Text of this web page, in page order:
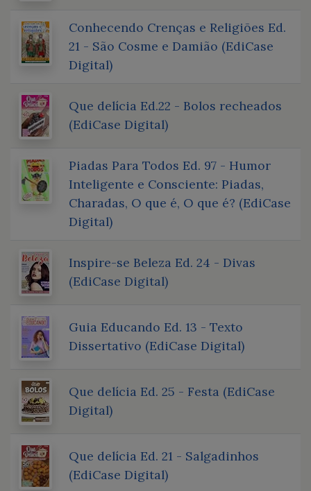
Conhecendo Crenças e Religiões Ed.
21 - São Cosme e Damião (EdiCase
Digital)
Que delícia Ed.22 - Bolos recheados
(EdiCase Digital)
Piadas Para Todos Ed. 97 - Humor
Inteligente e Consciente: Piadas,
Charadas, O que é, O que é? (EdiCase
Digital)
Inspire-se Beleza Ed. 24 - Divas
(EdiCase Digital)
Guia Educando Ed. 13 - Texto
Dissertativo (EdiCase Digital)
Que delícia Ed. 25 - Festa (EdiCase
Digital)
Que delícia Ed. 21 - Salgadinhos
(EdiCase Digital)